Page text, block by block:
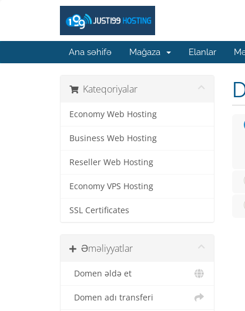
Ana səhifə Mağaza Elanlar
Kateqoriyalar
Economy Web Hosting
Business Web Hosting
Reseller Web Hosting
Economy VPS Hosting
SSL Certificates
Əməliyyatlar
Domen əldə et
Domen adı transferi